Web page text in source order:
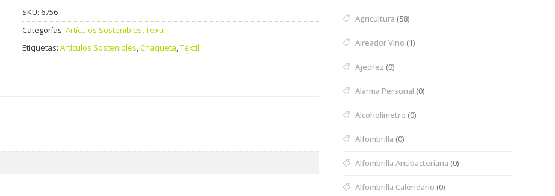
SKU: 6756
Categorías:Artículos Sostenibles,Textil
Etiquetas:Artículos Sostenibles,Chaqueta,Textil
Agricultura (58)
Aireador Vino (1)
Ajedrez (0)
Alarma Personal (0)
Alcoholímetro (0)
Alfombrilla (0)
Alfombrilla Antibacteriana (0)
Alfombrilla Calendario (0)